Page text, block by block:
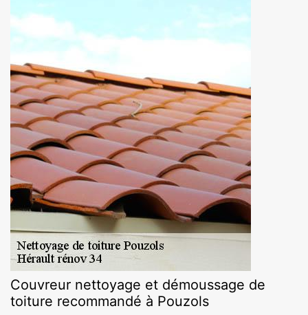
Couvreur nettoyage et démoussage de
toiture recommandé à Pouzols